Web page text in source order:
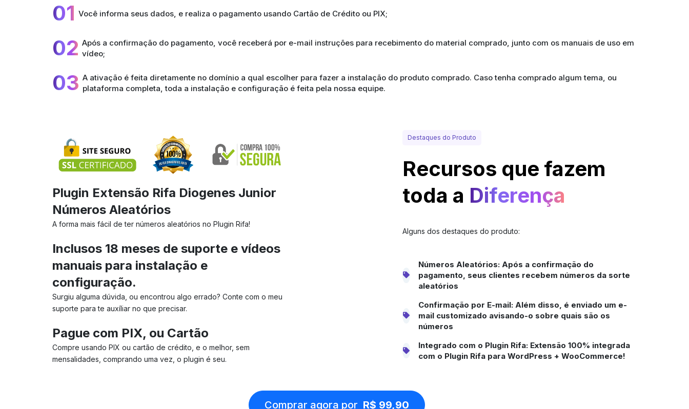
01 Você informa seus dados, e realiza o pagamento usando Cartão de Crédito ou PIX;
02 Após a confirmação do pagamento, você receberá por e-mail instruções para recebimento do material comprado, junto com os manuais de uso em
vídeo;
03 A ativação é feita diretamente no domínio a qual escolher para fazer a instalação do produto comprado. Caso tenha comprado algum tema, ou
plataforma completa, toda a instalação e configuração é feita pela nossa equipe.
Plugin Extensão Rifa Diogenes Junior
Números Aleatórios
A forma mais fácil de ter números aleatórios no Plugin Rifa!
Inclusos 18 meses de suporte e vídeos
manuais para instalação e
configuração.
Surgiu alguma dúvida, ou encontrou algo errado? Conte com o meu
suporte para te auxíliar no que precisar.
Pague com PIX, ou Cartão
Compre usando PIX ou cartão de crédito, e o melhor, sem
mensalidades, comprando uma vez, o plugin é seu.
Destaques do Produto
Recursos que fazem
toda a Diferença
Alguns dos destaques do produto:
Números Aleatórios: Após a confirmação do
pagamento, seus clientes recebem números da sorte
aleatórios
Confirmação por E-mail: Além disso, é enviado um e-
mail customizado avisando-o sobre quais são os
números
Integrado com o Plugin Rifa: Extensão 100% integrada
com o Plugin Rifa para WordPress + WooCommerce!
Comprar agora por R$ 99,90